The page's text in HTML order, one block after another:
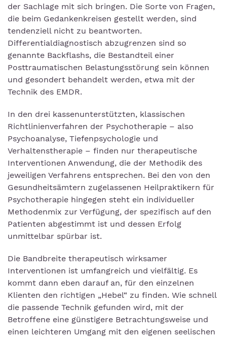
der Sachlage mit sich bringen. Die Sorte von Fragen,
die beim Gedankenkreisen gestellt werden, sind
tendenziell nicht zu beantworten.
Differentialdiagnostisch abzugrenzen sind so
genannte Backflashs, die Bestandteil einer
Posttraumatischen Belastungsstörung sein können
und gesondert behandelt werden, etwa mit der
Technik des EMDR.
In den drei kassenunterstützten, klassischen
Richtlinienverfahren der Psychotherapie – also
Psychoanalyse, Tiefenpsychologie und
Verhaltenstherapie – finden nur therapeutische
Interventionen Anwendung, die der Methodik des
jeweiligen Verfahrens entsprechen. Bei den von den
Gesundheitsämtern zugelassenen Heilpraktikern für
Psychotherapie hingegen steht ein individueller
Methodenmix zur Verfügung, der spezifisch auf den
Patienten abgestimmt ist und dessen Erfolg
unmittelbar spürbar ist.
Die Bandbreite therapeutisch wirksamer
Interventionen ist umfangreich und vielfältig. Es
kommt dann eben darauf an, für den einzelnen
Klienten den richtigen „Hebel“ zu finden. Wie schnell
die passende Technik gefunden wird, mit der
Betroffene eine günstigere Betrachtungsweise und
einen leichteren Umgang mit den eigenen seelischen